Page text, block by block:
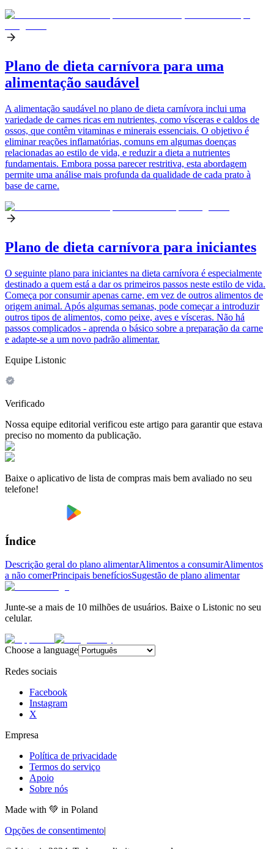
Plano de dieta carnívora para uma
alimentação saudável
A alimentação saudável no plano de dieta carnívora inclui uma
variedade de carnes ricas em nutrientes, como vísceras e caldos de
ossos, que contêm vitaminas e minerais essenciais. O objetivo é
eliminar reações inflamatórias, comuns em algumas doenças
relacionadas ao estilo de vida, e reduzir a dieta a nutrientes
fundamentais. Embora possa parecer restritiva, esta abordagem
permite uma análise mais profunda da qualidade de cada prato à
base de carne.
Plano de dieta carnívora para iniciantes
O seguinte plano para iniciantes na dieta carnívora é especialmente
destinado a quem está a dar os primeiros passos neste estilo de vida.
Começa por consumir apenas carne, em vez de outros alimentos de
origem animal. Após algumas semanas, pode começar a introduzir
outros tipos de alimentos, como peixe, aves e vísceras. Não há
passos complicados - aprenda o básico sobre a preparação da carne
e adapte-se a um novo padrão alimentar.
Equipe Listonic
Verificado
Nossa equipe editorial verificou este artigo para garantir que estava
preciso no momento da publicação.
Baixe o aplicativo de lista de compras mais bem avaliado no seu
telefone!
Índice
Descrição geral do plano alimentarAlimentos a consumirAlimentos
a não comerPrincipais benefíciosSugestão de plano alimentar
Junte-se a mais de 10 milhões de usuários. Baixe o Listonic no seu
celular.
Choose a language
Redes sociais
Facebook
Instagram
X
Empresa
Política de privacidade
Termos do serviço
Apoio
Sobre nós
Made with 💚 in Poland
Opções de consentimento|